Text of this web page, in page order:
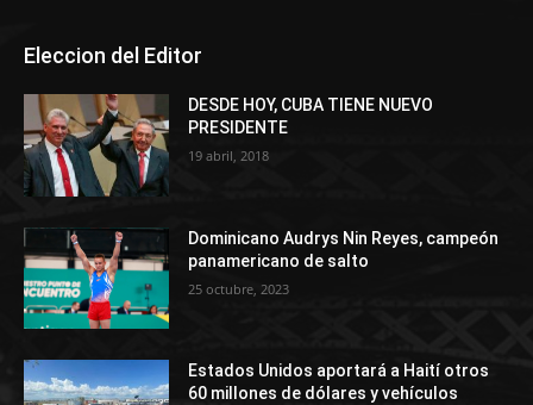
Eleccion del Editor
DESDE HOY, CUBA TIENE NUEVO
PRESIDENTE
19 abril, 2018
Dominicano Audrys Nin Reyes, campeón
panamericano de salto
25 octubre, 2023
Estados Unidos aportará a Haití otros
60 millones de dólares y vehículos